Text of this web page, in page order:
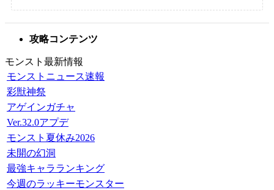
攻略コンテンツ
モンスト最新情報
モンストニュース速報
彩獣神祭
アゲインガチャ
Ver.32.0アプデ
モンスト夏休み2026
未開の幻洞
最強キャラランキング
今週のラッキーモンスター